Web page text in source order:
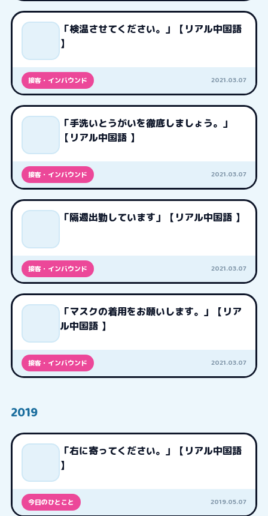
「検温させてください。」【リアル中国語
】
接客・インバウンド 2021.03.07
「手洗いとうがいを徹底しましょう。」
【リアル中国語 】
接客・インバウンド 2021.03.07
「隔週出勤しています」【リアル中国語 】
接客・インバウンド 2021.03.07
「マスクの着用をお願いします。」【リア
ル中国語 】
接客・インバウンド 2021.03.07
2019
「右に寄ってください。」【リアル中国語
】
今日のひとこと 2019.05.07